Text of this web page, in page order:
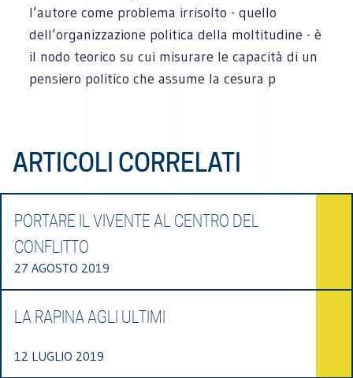
l’autore come problema irrisolto - quello
dell’organizzazione politica della moltitudine - è
il nodo teorico su cui misurare le capacità di un
pensiero politico che assume la cesura p
ARTICOLI CORRELATI
PORTARE IL VIVENTE AL CENTRO DEL
CONFLITTO
27 AGOSTO 2019
LA RAPINA AGLI ULTIMI
12 LUGLIO 2019